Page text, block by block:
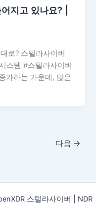
지고 있나요? |
로? 스텔라사이버
스템 #스텔라사이버
가하는 가운데, 많은
다음 →
스텔라사이버 | NDR